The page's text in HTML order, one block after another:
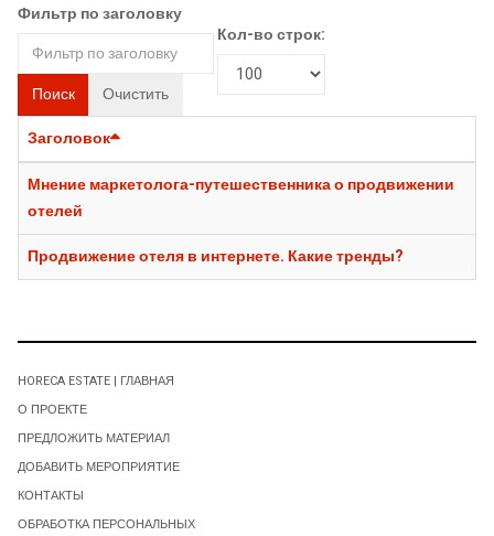
Фильтр по заголовку
Поиск Очистить
Кол-во строк:
Заголовок
Мнение маркетолога-путешественника о продвижении
отелей
Продвижение отеля в интернете. Какие тренды?
HORECA ESTATE | ГЛАВНАЯ
О ПРОЕКТЕ
ПРЕДЛОЖИТЬ МАТЕРИАЛ
ДОБАВИТЬ МЕРОПРИЯТИЕ
КОНТАКТЫ
ОБРАБОТКА ПЕРСОНАЛЬНЫХ